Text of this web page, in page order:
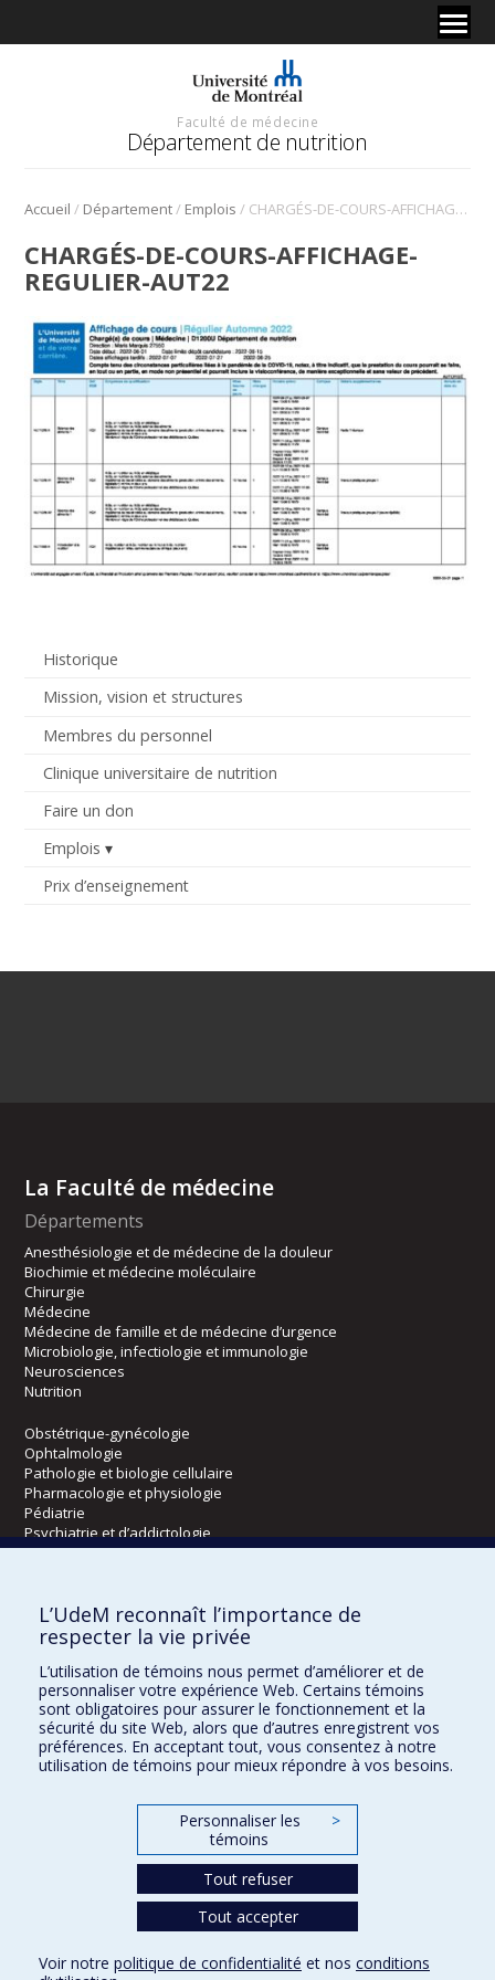
Faculté de médecine
Département de nutrition
Accueil / Département/ Emplois / CHARGÉS-DE-COURS-AFFICHAGE-REGULIER-AUT22
Historique
Mission, vision et structures
Membres du personnel
Clinique universitaire de nutrition
Faire un don
Emplois
Prix d’enseignement
CHARGÉS-DE-COURS-AFFICHAGE-
REGULIER-AUT22
La Faculté de médecine
Départements
Anesthésiologie et de médecine de la douleur
Biochimie et médecine moléculaire
Chirurgie
Médecine
Médecine de famille et de médecine d’urgence
Microbiologie, infectiologie et immunologie
Neurosciences
Nutrition
Obstétrique-gynécologie
Ophtalmologie
Pathologie et biologie cellulaire
Pharmacologie et physiologie
Pédiatrie
Psychiatrie et d’addictologie
Radiologie, radio-oncologie et médecine nucléaire
Écoles
Orthophonie et audiologie
Réadaptation
Directions
Confidentialité Conditions d’utilisation Paramètres des témoins
L’UdeM reconnaît l’importance de
respecter la vie privée
L’utilisation de témoins nous permet d’améliorer et de
personnaliser votre expérience Web. Certains témoins
sont obligatoires pour assurer le fonctionnement et la
sécurité du site Web, alors que d’autres enregistrent vos
préférences. En acceptant tout, vous consentez à notre
utilisation de témoins pour mieux répondre à vos besoins.
Personnaliser les
témoins
>
Tout refuser
Tout accepter
Voir notre politique de confidentialité et nos conditions